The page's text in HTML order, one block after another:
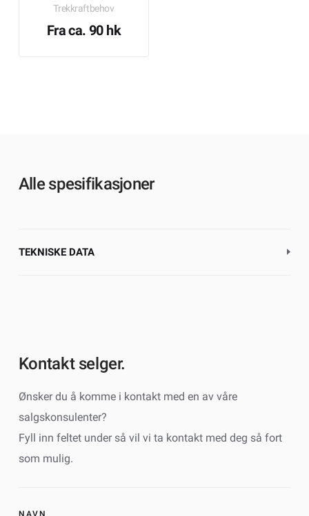
Trekkraftbehov
Fra ca. 90 hk
Alle spesifikasjoner
TEKNISKE DATA
Kontakt selger.
Ønsker du å komme i kontakt med en av våre
salgskonsulenter?
Fyll inn feltet under så vil vi ta kontakt med deg så fort
som mulig.
NAVN